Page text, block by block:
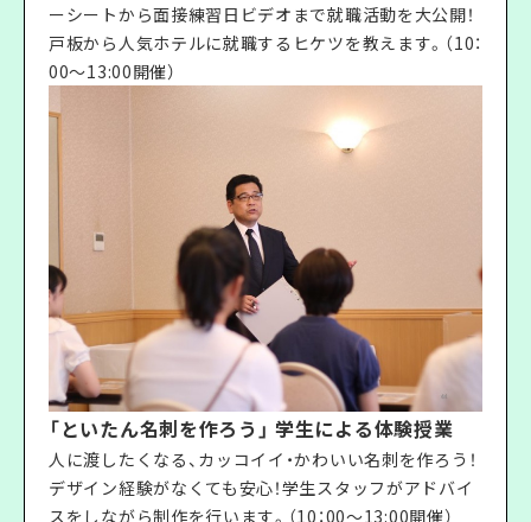
ーシートから面接練習日ビデオまで就職活動を大公開！
戸板から人気ホテルに就職するヒケツを教えます。（10：
00〜13:00開催）
「といたん名刺を作ろう」 学生による体験授業
人に渡したくなる、カッコイイ・かわいい名刺を作ろう！
デザイン経験がなくても安心！学生スタッフがアドバイ
スをしながら制作を行います。（10：00〜13:00開催）